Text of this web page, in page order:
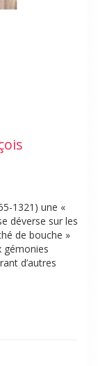
1321) une «
déverse sur les
de bouche »
gémonies
d’autres